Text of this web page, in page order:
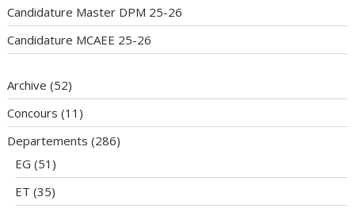
Candidature Master DPM 25-26
Candidature MCAEE 25-26
Archive (52)
Concours (11)
Departements (286)
EG (51)
ET (35)